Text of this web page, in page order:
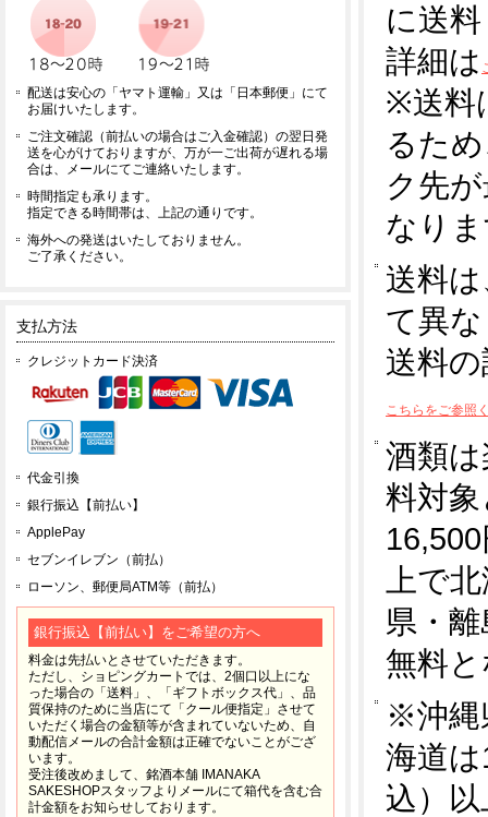
配送は安心の「ヤマト運輸」又は「日本郵便」にて
お届けいたします。
ご注文確認（前払いの場合はご入金確認）の翌日発
送を心がけておりますが、万が一ご出荷が遅れる場
合は、メールにてご連絡いたします。
時間指定も承ります。
指定できる時間帯は、上記の通りです。
海外への発送はいたしておりません。
ご了承ください。
支払方法
クレジットカード決済
代金引換
銀行振込【前払い】
ApplePay
セブンイレブン（前払）
ローソン、郵便局ATM等（前払）
銀行振込【前払い】をご希望の方へ
料金は先払いとさせていただきます。
ただし、ショピングカートでは、2個口以上にな
った場合の「送料」、「ギフトボックス代」、品
質保持のために当店にて「クール便指定」させて
いただく場合の金額等が含まれていないため、自
動配信メールの合計金額は正確でないことがござ
います。
受注後改めまして、銘酒本舗 IMANAKA
SAKESHOPスタッフよりメールにて箱代を含む合
計金額をお知らせしております。
に送
詳細は
※送料
るた
ク先
なり
送料
て異
送料
こちらをご参照
酒類
料対
上で
県・
無料
※沖縄
海道
込）